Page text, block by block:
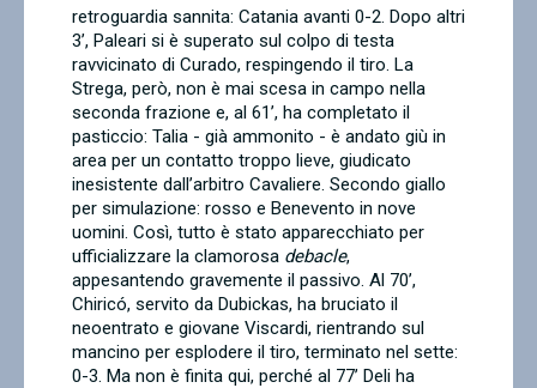
retroguardia sannita: Catania avanti 0-2. Dopo altri
3’, Paleari si è superato sul colpo di testa
ravvicinato di Curado, respingendo il tiro. La
Strega, però, non è mai scesa in campo nella
seconda frazione e, al 61’, ha completato il
pasticcio: Talia - già ammonito - è andato giù in
area per un contatto troppo lieve, giudicato
inesistente dall’arbitro Cavaliere. Secondo giallo
per simulazione: rosso e Benevento in nove
uomini. Così, tutto è stato apparecchiato per
ufficializzare la clamorosa debacle,
appesantendo gravemente il passivo. Al 70’,
Chiricó, servito da Dubickas, ha bruciato il
neoentrato e giovane Viscardi, rientrando sul
mancino per esplodere il tiro, terminato nel sette:
0-3. Ma non è finita qui, perché al 77’ Deli ha